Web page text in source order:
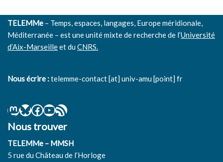
TELEMMe – Temps, espaces, langages, Europe méridionale,
Méditerranée – est une unité mixte de recherche de l’Université
d’Aix-Marseilleet duCNRS.
Nous écrire :telemme-contact [at] univ-amu [point] fr
Nous trouver
TELEMMe – MMSH
5 rue du Château de l’Horloge